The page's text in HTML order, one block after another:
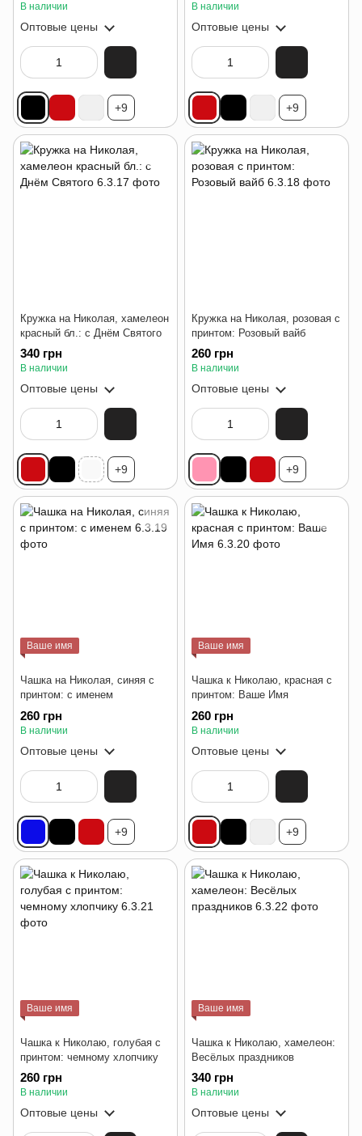
В наличии
Оптовые цены
+9
В наличии
Оптовые цены
+9
Кружка на Николая, хамелеон
красный бл.: с Днём Святого
340 грн
В наличии
Оптовые цены
+9
Кружка на Николая, розовая с
принтом: Розовый вайб
260 грн
В наличии
Оптовые цены
+9
Ваше имя
Чашка на Николая, синяя с
принтом: с именем
260 грн
В наличии
Оптовые цены
+9
Ваше имя
Чашка к Николаю, красная с
принтом: Ваше Имя
260 грн
В наличии
Оптовые цены
+9
Ваше имя
Чашка к Николаю, голубая с
принтом: чемному хлопчику
260 грн
В наличии
Оптовые цены
Ваше имя
Чашка к Николаю, хамелеон:
Весёлых праздников
340 грн
В наличии
Оптовые цены